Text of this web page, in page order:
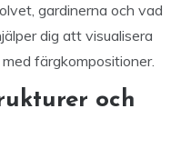
gardinerna och vad
dig att visualisera
färgkompositioner.
och